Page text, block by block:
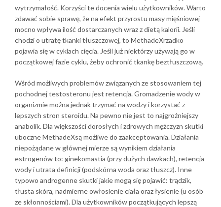
wytrzymałość. Korzyści te docenia wielu użytkowników. Warto
zdawać sobie sprawę, że na efekt przyrostu masy mięśniowej
mocno wpływa ilość dostarczanych wraz z dietą kalorii. Jeśli
chodzi o utratę tkanki tłuszczowej, to MethadeXrzadko
pojawia się w cyklach cięcia. Jeśli już niektórzy używają go w
początkowej fazie cyklu, żeby ochronić tkankę beztłuszczową.
Wśród możliwych problemów związanych ze stosowaniem tej
pochodnej testosteronu jest retencja. Gromadzenie wody w
organizmie można jednak trzymać na wodzy i korzystać z
lepszych stron steroidu. Na pewno nie jest to najgroźniejszy
anabolik. Dla większości dorosłych i zdrowych mężczyzn skutki
uboczne MethadeXsą możliwe do zaakceptowania. Działania
niepożądane w głównej mierze są wynikiem działania
estrogenów to: ginekomastia (przy dużych dawkach), retencja
wody i utrata definicji (podskórna woda oraz tłuszcz). Inne
typowo androgenne skutki jakie mogą się pojawić: trądzik,
tłusta skóra, nadmierne owłosienie ciała oraz łysienie (u osób
ze skłonnościami). Dla użytkowników początkujących lepszą